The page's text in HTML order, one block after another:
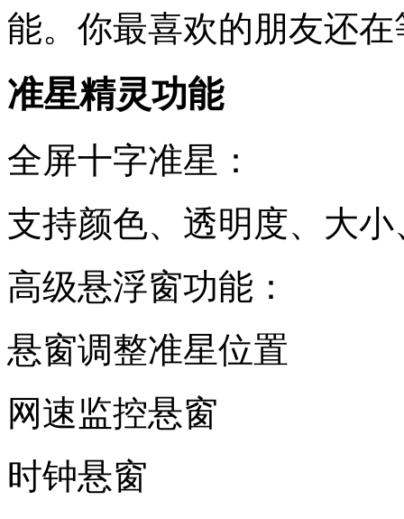
能。你最喜欢的朋友还
准星精灵功能
全屏十字准星：
支持颜色、透明度、大
高级悬浮窗功能：
悬窗调整准星位置
网速监控悬窗
时钟悬窗